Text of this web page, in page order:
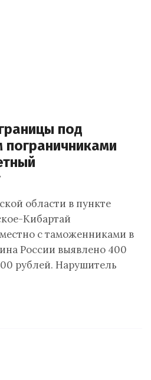
под
пограничниками
области в пункте
Кибартай
с таможенниками в
России выявлено 400
рублей. Нарушитель